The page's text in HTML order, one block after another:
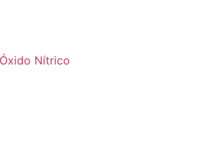
Óxido Nítrico